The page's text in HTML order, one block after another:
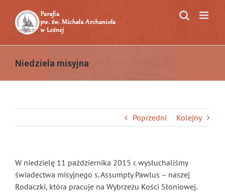
zawartości
Niedziela misyjna
Poprzedni Kolejny
W niedzielę 11 października 2015 r. wysłuchaliśmy
świadectwa misyjnego s. Assumpty Pawlus – naszej
Rodaczki, która pracuje na Wybrzeżu Kości Słoniowej.